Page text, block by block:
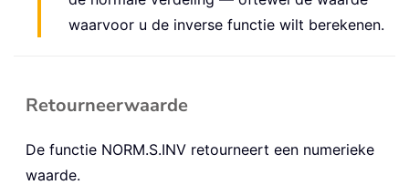
waarvoor u de inverse functie wilt berekenen.
Retourneerwaarde
De functie NORM.S.INV retourneert een numerieke
waarde.